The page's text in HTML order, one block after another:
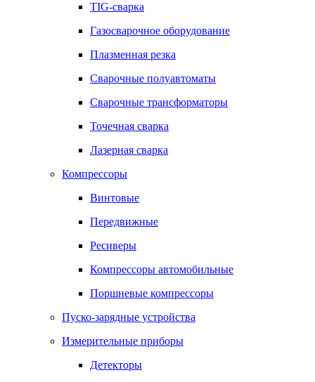
TIG-сварка
Газосварочное оборудование
Плазменная резка
Сварочные полуавтоматы
Сварочные трансформаторы
Точечная сварка
Лазерная сварка
Компрессоры
Винтовые
Передвижные
Ресиверы
Компрессоры автомобильные
Поршневые компрессоры
Пуско-зарядные устройства
Измерительные приборы
Детекторы